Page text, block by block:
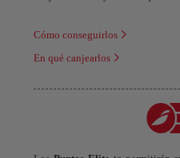
Cómo conseguirlos
En qué canjearlos